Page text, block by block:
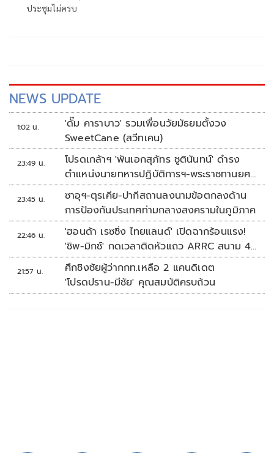
ประชุมไม่ครบ
NEWS UPDATE
1:02 น.
'ดั๊ม คาราบาว' รวมเพื่อนวัยมัธยมตั้งวง
SweetCane (สวีทเคน)
23:49 น.
โปรดเกล้าฯ 'พันเอกสุภัทร ชูตินันทน์' ดำรง
ตำแหน่งนายทหารปฏิบัติการฯ-พระราชทานยศ
'พลตรี'
23:45 น.
ซาอุฯ-ตุรเคีย-ปากีสถานลงนามข้อตกลงด้าน
การป้องกันประเทศท่ามกลางสงครามในภูมิภาค
22:46 น.
'ฮอนด้า เรซซิ่ง ไทยแลนด์' เปิดฉากร้อนแรง!
'ชิพ-มิกซ์' กดเวลาติดหัวแถว ARRC สนาม 4
ที่มัลดาลิกา
21:57 น.
ศึกชิงชัยผู้ว่ากกท.เหลือ 2 แคนดิเดต
'โปรดปราน-มีชัย' คุณสมบัติครบถ้วน